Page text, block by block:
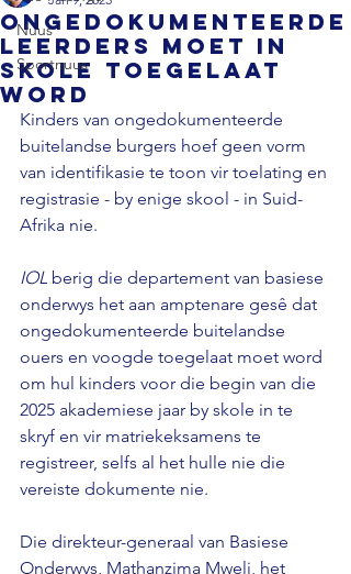
Nuus
Sportnuus
Ongedokumenteerde
leerders moet in
skole toegelaat
word
Kinders van ongedokumenteerde
buitelandse burgers hoef geen vorm
van identifikasie te toon vir toelating en
registrasie - by enige skool - in Suid-
Afrika nie.
IOL berig die departement van basiese
onderwys het aan amptenare gesê dat
ongedokumenteerde buitelandse
ouers en voogde toegelaat moet word
om hul kinders voor die begin van die
2025 akademiese jaar by skole in te
skryf en vir matriekeksamens te
registreer, selfs al het hulle nie die
vereiste dokumente nie.
Die direkteur-generaal van Basiese
Onderwys, Mathanzima Mweli, het